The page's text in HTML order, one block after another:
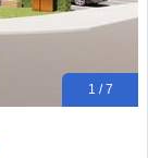
1 / 7